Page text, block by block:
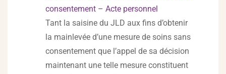
consentement – Acte personnel
Tant la saisine du JLD aux fins d’obtenir
la mainlevée d’une mesure de soins sans
consentement que l’appel de sa décision
maintenant une telle mesure constituent